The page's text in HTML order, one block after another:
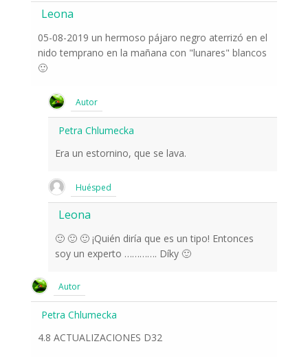
Leona
05-08-2019 un hermoso pájaro negro aterrizó en el
nido temprano en la mañana con "lunares" blancos
🙂
Autor
Petra Chlumecka
Era un estornino, que se lava.
Huésped
Leona
🙂 🙂 🙂 ¡Quién diría que es un tipo! Entonces
soy un experto …………. Díky 🙂
Autor
Petra Chlumecka
4.8 ACTUALIZACIONES D32